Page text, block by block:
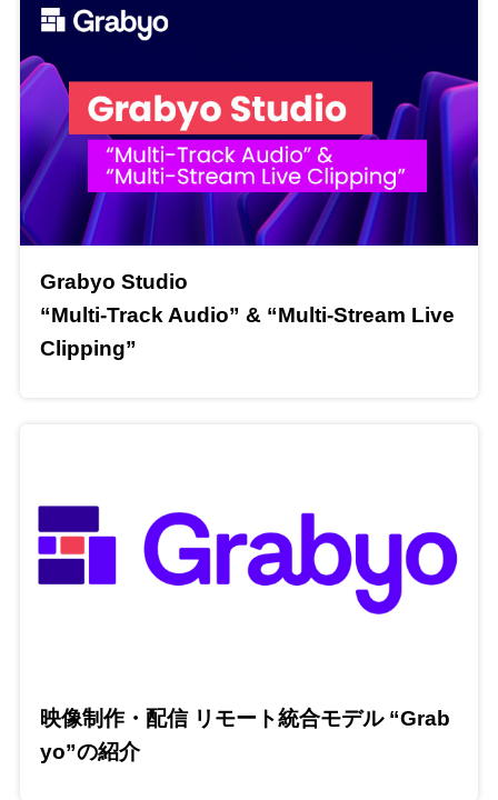
Grabyo Studio
“Multi-Track Audio” & “Multi-Stream Live
Clipping”
映像制作・配信 リモート統合モデル “Grab
yo”の紹介